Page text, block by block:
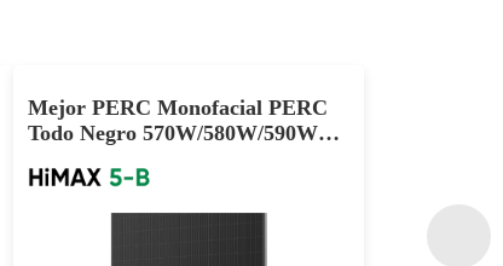
Mejor PERC Monofacial PERC
Todo Negro 570W/580W/590W